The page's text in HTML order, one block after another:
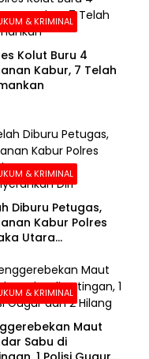
& KRIMINAL
Kolut Buru 4
Kabur, 7 Telah
& KRIMINAL
Diburu Petugas,
Kabur Polres
Utara
& KRIMINAL
Maut
Sabu di